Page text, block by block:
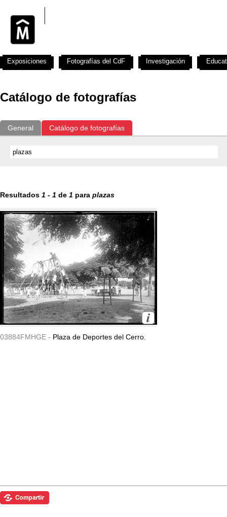
Catálogo de fotografías
General Catálogo de fotografías
Resultados 1 - 1 de 1 para plazas
03884FMHGE - Plaza de Deportes del Cerro.
Exposiciones Fotografías del CdF Investigación